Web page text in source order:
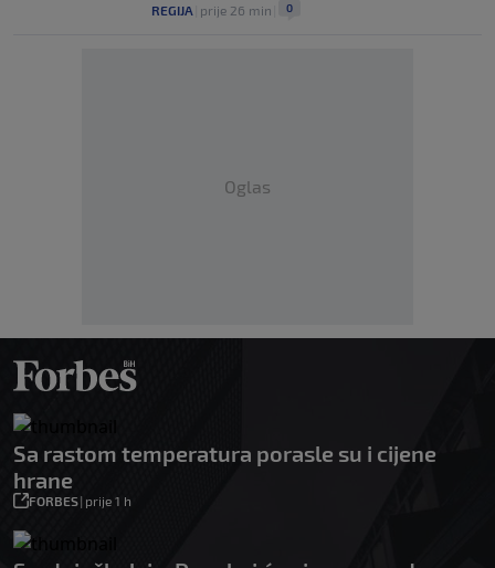
REGIJA prije 26 min 0
Oglas
Sa rastom temperatura porasle su i cijene
hrane
FORBES| prije 1 h